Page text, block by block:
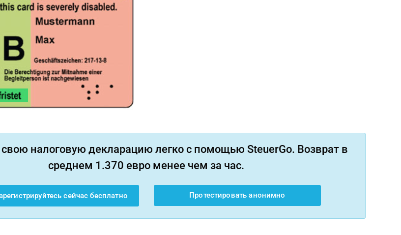
налоговую декларацию легко с помощью SteuerGo. Возврат в
среднем 1.370 евро менее чем за час.
сейчас бесплатно Протестировать анонимно